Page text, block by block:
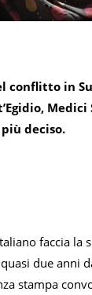
conflitto in
deciso.
faccia la
due anni
stampa